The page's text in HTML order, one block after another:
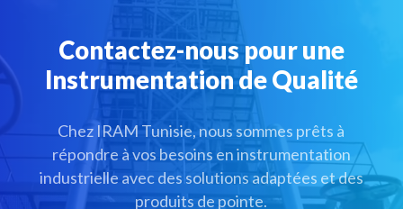
Contactez-nous pour une
Instrumentation de Qualité
Chez IRAM Tunisie, nous sommes prêts à
répondre à vos besoins en instrumentation
industrielle avec des solutions adaptées et des
produits de pointe.